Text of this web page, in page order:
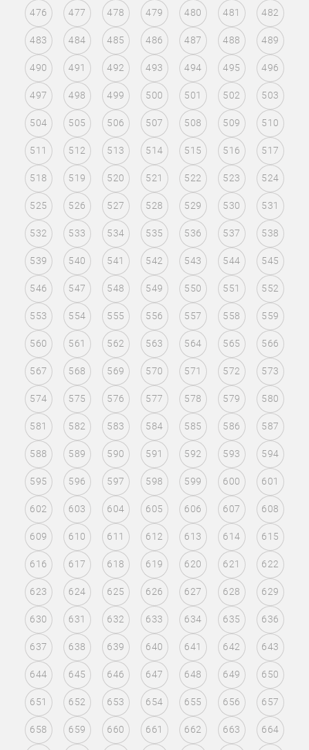
476 477 478 479 480 481 482
483 484 485 486 487 488 489
490 491 492 493 494 495 496
497 498 499 500 501 502 503
504 505 506 507 508 509 510
511 512 513 514 515 516 517
518 519 520 521 522 523 524
525 526 527 528 529 530 531
532 533 534 535 536 537 538
539 540 541 542 543 544 545
546 547 548 549 550 551 552
553 554 555 556 557 558 559
560 561 562 563 564 565 566
567 568 569 570 571 572 573
574 575 576 577 578 579 580
581 582 583 584 585 586 587
588 589 590 591 592 593 594
595 596 597 598 599 600 601
602 603 604 605 606 607 608
609 610 611 612 613 614 615
616 617 618 619 620 621 622
623 624 625 626 627 628 629
630 631 632 633 634 635 636
637 638 639 640 641 642 643
644 645 646 647 648 649 650
651 652 653 654 655 656 657
658 659 660 661 662 663 664